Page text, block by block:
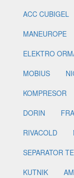
ACC CUBIGEL
MANEUROPE
ELEKTRO
MOBIUS
KOMPRESOR
DORIN
RIVACOLD
SEPARATOR
KUTNIK